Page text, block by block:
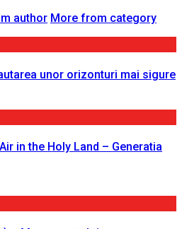
author More from category
unor orizonturi mai sigure
in the Holy Land – Generatia